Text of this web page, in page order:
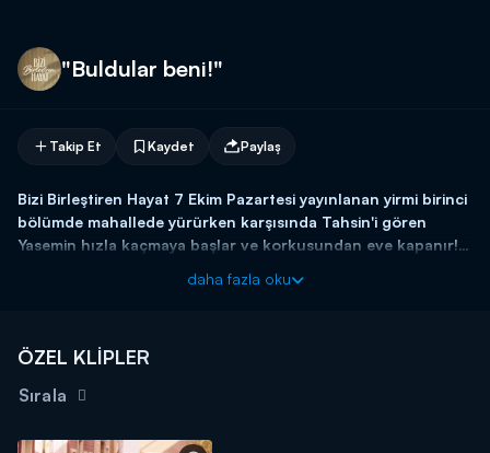
"Buldular beni!"
Takip Et Kaydet Paylaş
Bizi Birleştiren Hayat 7 Ekim Pazartesi yayınlanan yirmi birinci
bölümde mahallede yürürken karşısında Tahsin'i gören
Yasemin hızla kaçmaya başlar ve korkusundan eve kapanır!
Bizi Birleştiren Hayat yeni bölümleriyle hafta içi her gün
daha fazla oku
ÖZEL KLİPLER
Sırala